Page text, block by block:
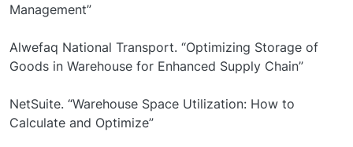
Management”
Alwefaq National Transport. “Optimizing Storage of
Goods in Warehouse for Enhanced Supply Chain”
NetSuite. “Warehouse Space Utilization: How to
Calculate and Optimize”